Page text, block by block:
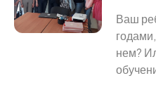
Ваш
нем?